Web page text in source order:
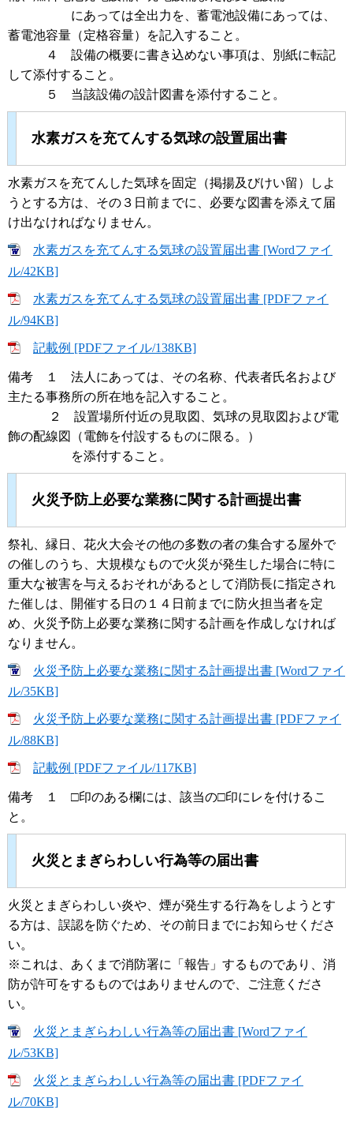
にあっては全出力を、蓄電池設備にあっては、
蓄電池容量（定格容量）を記入すること。
４ 設備の概要に書き込めない事項は、別紙に転記
して添付すること。
５ 当該設備の設計図書を添付すること。
水素ガスを充てんする気球の設置届出書
水素ガスを充てんした気球を固定（掲揚及びけい留）しよ
うとする方は、その３日前までに、必要な図書を添えて届
け出なければなりません。
水素ガスを充てんする気球の設置届出書 [Wordファイ
ル/42KB]
水素ガスを充てんする気球の設置届出書 [PDFファイ
ル/94KB]
記載例 [PDFファイル/138KB]
備考 １ 法人にあっては、その名称、代表者氏名および
主たる事務所の所在地を記入すること。
２ 設置場所付近の見取図、気球の見取図および電
飾の配線図（電飾を付設するものに限る。）
を添付すること。
火災予防上必要な業務に関する計画提出書
祭礼、縁日、花火大会その他の多数の者の集合する屋外で
の催しのうち、大規模なもので火災が発生した場合に特に
重大な被害を与えるおそれがあるとして消防長に指定され
た催しは、開催する日の１４日前までに防火担当者を定
め、火災予防上必要な業務に関する計画を作成しなければ
なりません。
火災予防上必要な業務に関する計画提出書 [Wordファイ
ル/35KB]
火災予防上必要な業務に関する計画提出書 [PDFファイ
ル/88KB]
記載例 [PDFファイル/117KB]
備考 １ □印のある欄には、該当の□印にレを付けるこ
と。
火災とまぎらわしい行為等の届出書
火災とまぎらわしい炎や、煙が発生する行為をしようとす
る方は、誤認を防ぐため、その前日までにお知らせくださ
い。
※これは、あくまで消防署に「報告」するものであり、消
防が許可をするものではありませんので、ご注意くださ
い。
火災とまぎらわしい行為等の届出書 [Wordファイ
ル/53KB]
火災とまぎらわしい行為等の届出書 [PDFファイ
ル/70KB]